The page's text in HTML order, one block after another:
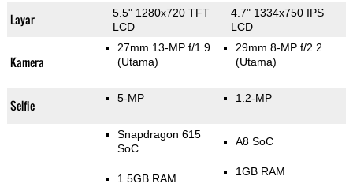
Layar
5.5" 1280x720 TFT
LCD
4.7" 1334x750 IPS
LCD
Kamera
27mm 13-MP f/1.9
(Utama)
29mm 8-MP f/2.2
(Utama)
Selfie 5-MP 1.2-MP
Snapdragon 615
SoC
1.5GB RAM
A8 SoC
1GB RAM